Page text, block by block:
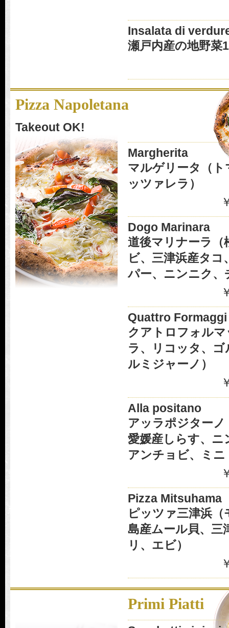
Insalata di
瀬戸内産の地野菜
Pizza Napoletana
Takeout OK!
Margherita
マルゲリータ（
ッツァレラ）
Dogo Marinara
道後マリナーラ（
ビ、三津浜産タ
パー、ニンニク、
Quattro Formaggi
クアトロフォル
ラ、リコッタ、
ルミジャーノ）
Alla positano
アッラポジター
愛媛産しらす、ニ
アンチョビ、ミニ
Pizza Mitsuhama
ピッツァ三津浜
島産ムール貝、三
リ、エビ）
Primi Piatti